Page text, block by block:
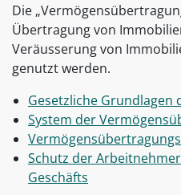
Die
Übertragung von
Veräusserung von
genutzt werden.
Gesetzliche
System der
Schutz der
Geschäfts